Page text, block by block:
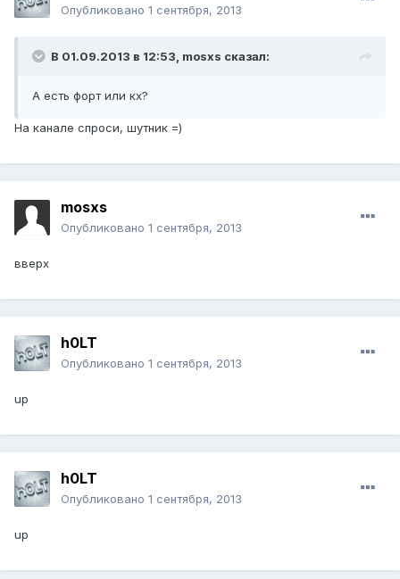
Опубликовано 1 сентября, 2013
В 01.09.2013 в 12:53, mosxs сказал:
А есть форт или кх?
На канале спроси, шутник =)
mosxs
Опубликовано 1 сентября, 2013
вверх
h0LT
Опубликовано 1 сентября, 2013
up
h0LT
Опубликовано 1 сентября, 2013
up